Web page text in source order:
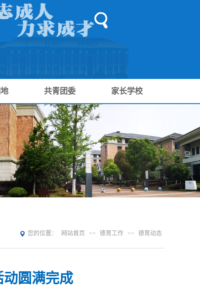
共青团委 家长学校
您的位置： 网站首页 >> 德育工作 >> 德育动态
动圆满完成